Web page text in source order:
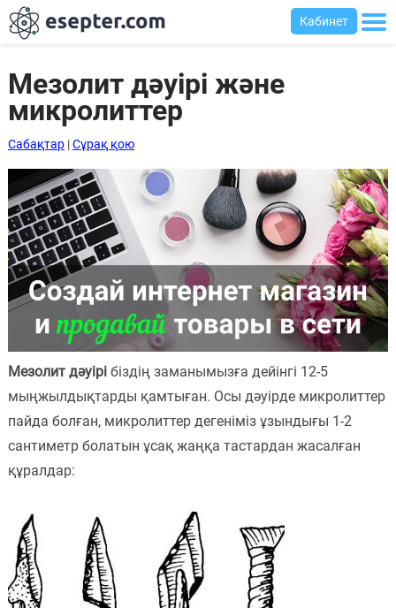
Сабақтар
тақтасы
Кіру
Қазақша-
ағылшынша
сөздік
Ағылшынша-
қазақша
сөздік
Пәндер
Тіркелу
Кабинет
Мезолит дәуірі және
микролиттер
Сабақтар|Сұрақ қою
Мезолит дәуірібіздің заманымызға дейінгі 12-5
мыңжылдықтарды қамтыған. Осы дәуірде микролиттер
пайда болған, микролиттер дегеніміз ұзындығы 1-2
сантиметр болатын ұсақ жаңқа тастардан жасалған
құралдар: